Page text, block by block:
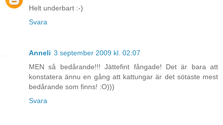
Helt underbart :-)
Svara
Anneli 3 september 2009 kl. 02:07
MEN så bedårande!!! Jättefint fångade! Det är bara att
konstatera ännu en gång att kattungar är det sötaste mest
bedårande som finns! :O)))
Svara